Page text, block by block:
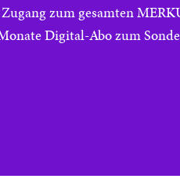
zum gesamten
Digital-Abo zum